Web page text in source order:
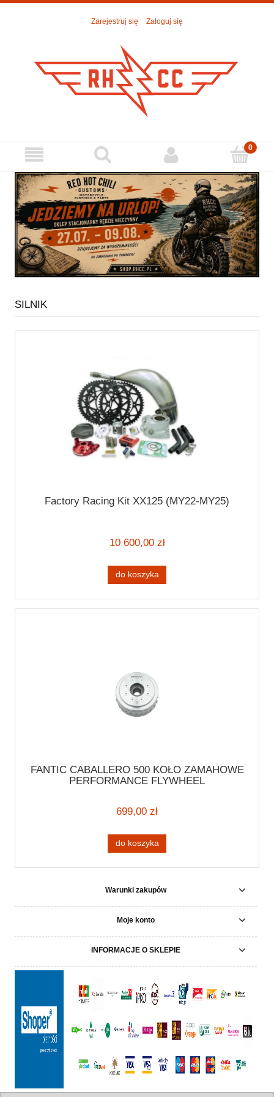
Zarejestruj się Zaloguj się
SILNIK
Factory Racing Kit XX125 (MY22-MY25)
10 600,00 zł
do koszyka
FANTIC CABALLERO 500 KOŁO ZAMAHOWE
PERFORMANCE FLYWHEEL
699,00 zł
do koszyka
Warunki zakupów
Moje konto
INFORMACJE O SKLEPIE